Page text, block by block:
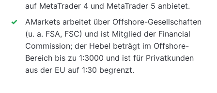
auf MetaTrader 4 und MetaTrader 5 anbietet.
AMarkets arbeitet über Offshore-Gesellschaften
(u. a. FSA, FSC) und ist Mitglied der Financial
Commission; der Hebel beträgt im Offshore-
Bereich bis zu 1:3000 und ist für Privatkunden
aus der EU auf 1:30 begrenzt.